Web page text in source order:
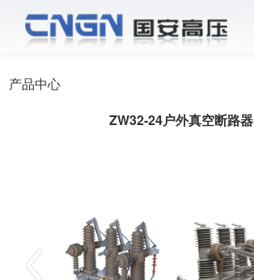
产品中心
ZW32-24户外真空断路器